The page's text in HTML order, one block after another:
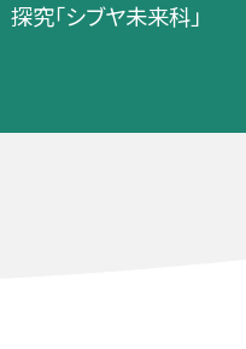
探究「シブヤ未来科」